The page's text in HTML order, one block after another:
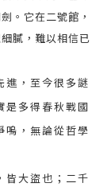
。它在二號館，
膩，難以相信已
進，至今很多謎
是多得春秋戰國
嗚，無論從哲學
皆大盜也；二千